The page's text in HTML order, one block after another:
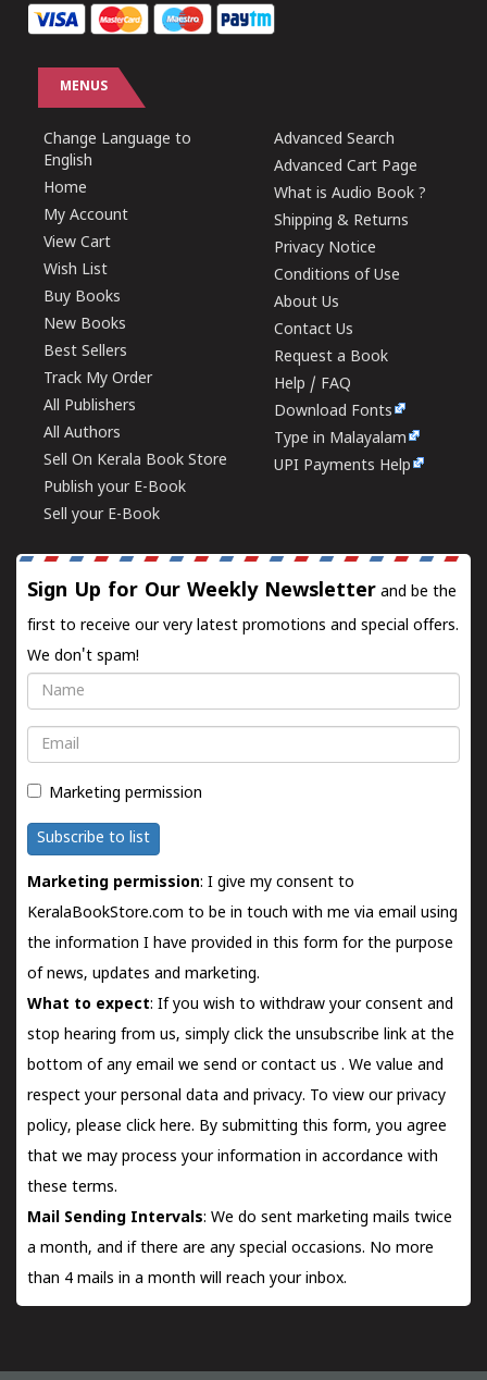
MENUS
Change Language to
English
Home
My Account
View Cart
Wish List
Buy Books
New Books
Best Sellers
Track My Order
All Publishers
All Authors
Sell On Kerala Book Store
Publish your E-Book
Sell your E-Book
Advanced Search
Advanced Cart Page
What is Audio Book ?
Shipping & Returns
Privacy Notice
Conditions of Use
About Us
Contact Us
Request a Book
Help / FAQ
Download Fonts
Type in Malayalam
UPI Payments Help
Sign Up for Our Weekly Newsletter and be the
first to receive our very latest promotions and special offers.
We don't spam!
Name
Email
Marketing permission
Subscribe to list
Marketing permission: I give my consent to
KeralaBookStore.com to be in touch with me via email using
the information I have provided in this form for the purpose
of news, updates and marketing.
What to expect: If you wish to withdraw your consent and
stop hearing from us, simply click the unsubscribe link at the
bottom of any email we send orcontact us . We value and
respect your personal data and privacy. To view our privacy
policy, please click here. By submitting this form, you agree
that we may process your information in accordance with
these terms.
Mail Sending Intervals: We do sent marketing mails twice
a month, and if there are any special occasions. No more
than 4 mails in a month will reach your inbox.